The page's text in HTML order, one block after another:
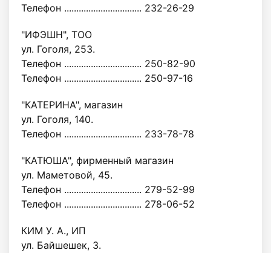
Телефон ................................ 232-26-29
"ИФЭШН", ТОО
ул. Гоголя, 253.
Телефон ................................ 250-82-90
Телефон ................................ 250-97-16
"КАТЕРИНА", магазин
ул. Гоголя, 140.
Телефон ................................ 233-78-78
"КАТЮША", фирменный магазин
ул. Маметовой, 45.
Телефон ................................ 279-52-99
Телефон ................................ 278-06-52
КИМ У. А., ИП
ул. Байшешек, 3.